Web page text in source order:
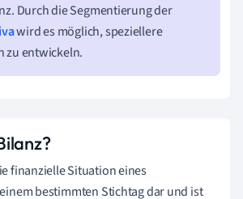
Durch die Segmentierung der
wird es möglich, speziellere
zu entwickeln.
finanzielle Situation eines
bestimmten Stichtag dar und ist